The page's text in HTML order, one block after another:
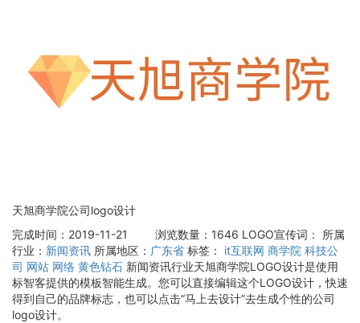
天旭商学院公司logo设计
完成时间：2019-11-21
浏览数量：1646 LOGO宣传词：
所属
行业： 新闻资讯 所属地区： 广东省 标签： it互联网 商学院 科技公
司 网站 网络 黄色钻石 新闻资讯行业天旭商学院LOGO设计是使用
标智客提供的模板智能生成。您可以直接编辑这个LOGO设计，快速
得到自己的品牌标志，也可以点击“马上去设计”去生成个性的公司
logo设计。